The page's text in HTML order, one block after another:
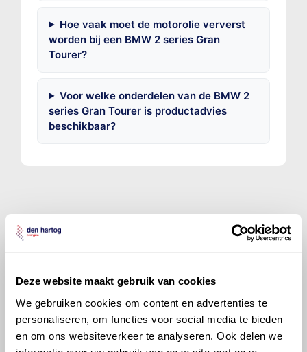
Deze website maakt gebruik van cookies
We gebruiken cookies om content en advertenties te
personaliseren, om functies voor social media te bieden
en om ons websiteverkeer te analyseren. Ook delen we
Hoe vaak moet de motorolie ververst
worden bij een BMW 2 series Gran
Tourer?
Voor welke onderdelen van de BMW 2
series Gran Tourer is productadvies
beschikbaar?
©Olyslager
Alle rechten voorbehouden. Deze
andere manieren worden overgedragen zonder
voorafgaande schriftelijke toestemming van Olyslager
Organisation B.V. Hoewel alles in het werk is gesteld
om ervoor te zorgen dat deze gegevens zo accuraat
en compleet mogelijk zijn, wordt geen